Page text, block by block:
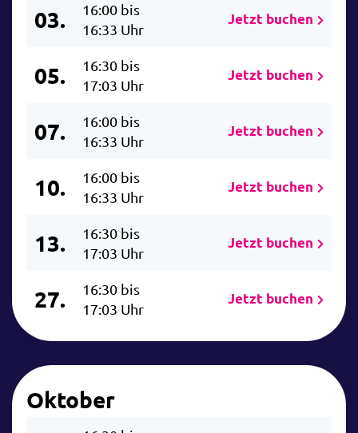
03.
16:00 bis
16:33 Uhr
Jetzt buchen
05.
16:30 bis
17:03 Uhr
Jetzt buchen
07.
16:00 bis
16:33 Uhr
Jetzt buchen
10.
16:00 bis
16:33 Uhr
Jetzt buchen
13.
16:30 bis
17:03 Uhr
Jetzt buchen
27.
16:30 bis
17:03 Uhr
Jetzt buchen
Oktober